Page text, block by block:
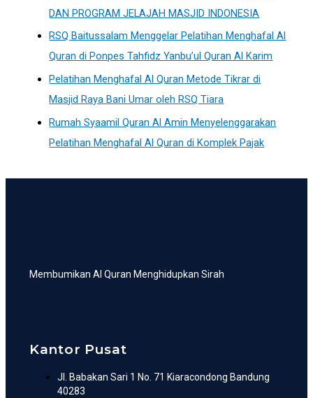
DAN PROGRAM JELAJAH MASJID INDONESIA
RSQ Baitussalam Menggelar Pelatihan Menghafal Al
Quran di Ponpes Tahfidz Yanbu’ul Quran Al Karim
Pelatihan Menghafal Al Quran Metode Tikrar di
Masjid Raya Bani Umar oleh RSQ Tiara
Rumah Syaamil Quran Al Amin Menyelenggarakan
Pelatihan Menghafal Al Quran di Komplek Pajak
Membumikan Al Quran Menghidupkan Sirah
Kantor Pusat
Jl. Babakan Sari 1 No. 71 Kiaracondong Bandung
40283